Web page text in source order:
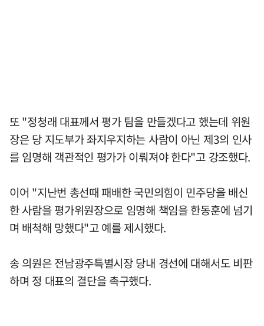
또 "정청래 대표께서 평가 팀을 만들겠다고 했는데 위원
장은 당 지도부가 좌지우지하는 사람이 아닌 제3의 인사
를 임명해 객관적인 평가가 이뤄져야 한다"고 강조했다.
이어 "지난번 총선때 패배한 국민의힘이 민주당을 배신
한 사람을 평가위원장으로 임명해 책임을 한동훈에 넘기
며 배척해 망했다"고 예를 제시했다.
송 의원은 전남광주특별시장 당내 경선에 대해서도 비판
하며 정 대표의 결단을 촉구했다.